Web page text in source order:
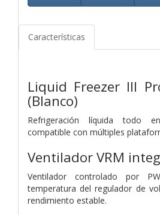
Características
Liquid Freezer III
(Blanco)
Refrigeración líquida todo
compatible con múltiples
Ventilador VRM
Ventilador controlado por
temperatura del regulador de
rendimiento estable.